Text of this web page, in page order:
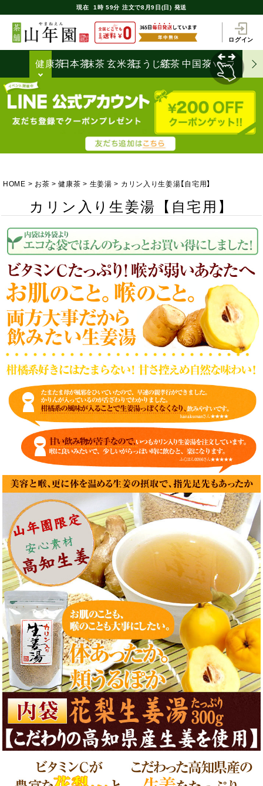
現在 1時 59分 注文で8月9日(日) 発送
ログイン
健康茶日本茶抹茶 玄米茶ほうじ茶
紅茶 中国茶ハーブティ
HOME お茶 健康茶 生姜湯 カリン入り生姜湯【自宅用】
カリン入り生姜湯【自宅用】